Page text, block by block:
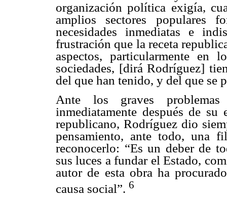
organización política exigía,
amplios sectores populares
necesidades inmediatas e
frustración que la receta
aspectos, particularmente en
sociedades, [dirá Rodríguez]
del que han tenido, y del que se
Ante los graves
inmediatamente después de
republicano, Rodríguez dio
pensamiento, ante todo, una
reconocerlo: “Es un deber de
sus luces a fundar el Estado,
autor de esta obra ha
causa social”. 6